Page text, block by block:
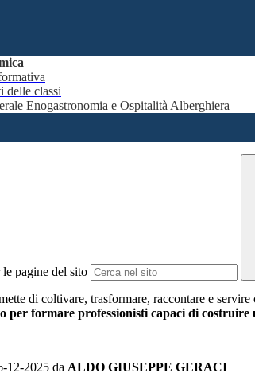
delle classi
Enogastronomia e Ospitalità Alberghiera
pagine del sito
di coltivare, trasformare, raccontare e
per formare professionisti capaci di
12-2025 da ALDO GIUSEPPE GERACI